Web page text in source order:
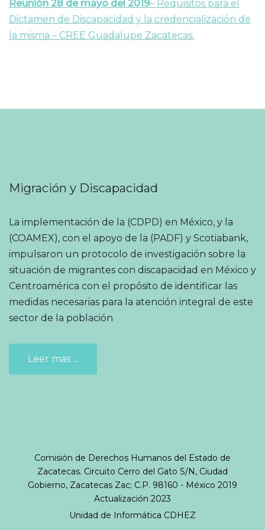
Reunión 28 de mayo del 2019– Requisitos para el
Dictamen de Discapacidad y la credencialización de
la misma – CREE Guadalupe Zacatecas.
Migración y Discapacidad
La implementación de la (CDPD) en México, y la
(COAMEX), con el apoyo de la (PADF) y Scotiabank,
impulsaron un protocolo de investigación sobre la
situación de migrantes con discapacidad en México y
Centroamérica con el propósito de identificar las
medidas necesarias para la atención integral de este
sector de la población
Leer mas ...
Comisión de Derechos Humanos del Estado de
Zacatecas. Circuito Cerro del Gato S/N, Ciudad
Gobierno, Zacatecas Zac; C.P. 98160 - México 2019
Actualización 2023
Unidad de Informática CDHEZ